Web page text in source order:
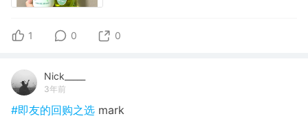
1 0 0
Nick_____
3年前
#即友的回购之选 mark